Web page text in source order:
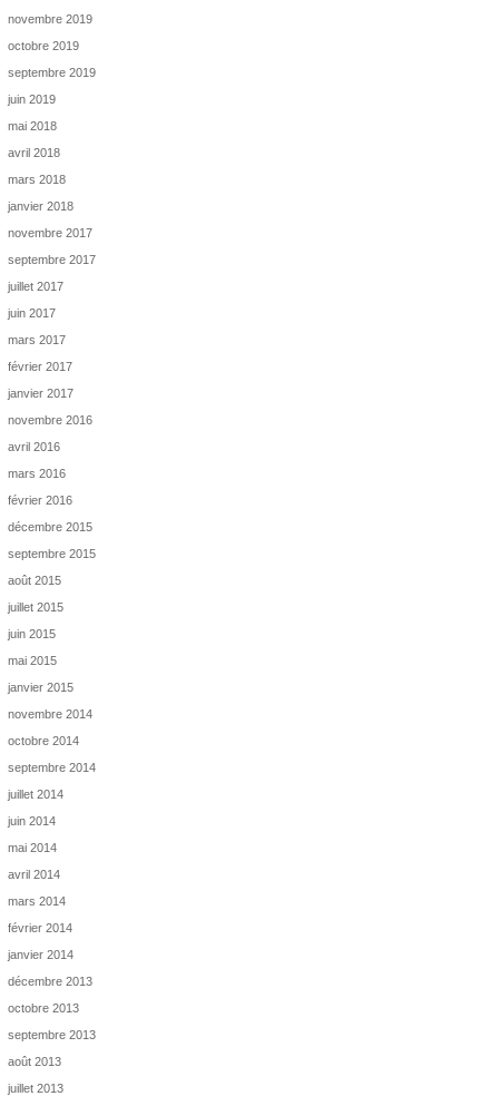
novembre 2019
octobre 2019
septembre 2019
juin 2019
mai 2018
avril 2018
mars 2018
janvier 2018
novembre 2017
septembre 2017
juillet 2017
juin 2017
mars 2017
février 2017
janvier 2017
novembre 2016
avril 2016
mars 2016
février 2016
décembre 2015
septembre 2015
août 2015
juillet 2015
juin 2015
mai 2015
janvier 2015
novembre 2014
octobre 2014
septembre 2014
juillet 2014
juin 2014
mai 2014
avril 2014
mars 2014
février 2014
janvier 2014
décembre 2013
octobre 2013
septembre 2013
août 2013
juillet 2013